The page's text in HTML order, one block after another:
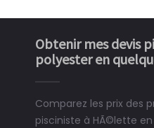
Obtenir mes devis
polyester en
Comparez les prix des
pisciniste à HÃ©lette